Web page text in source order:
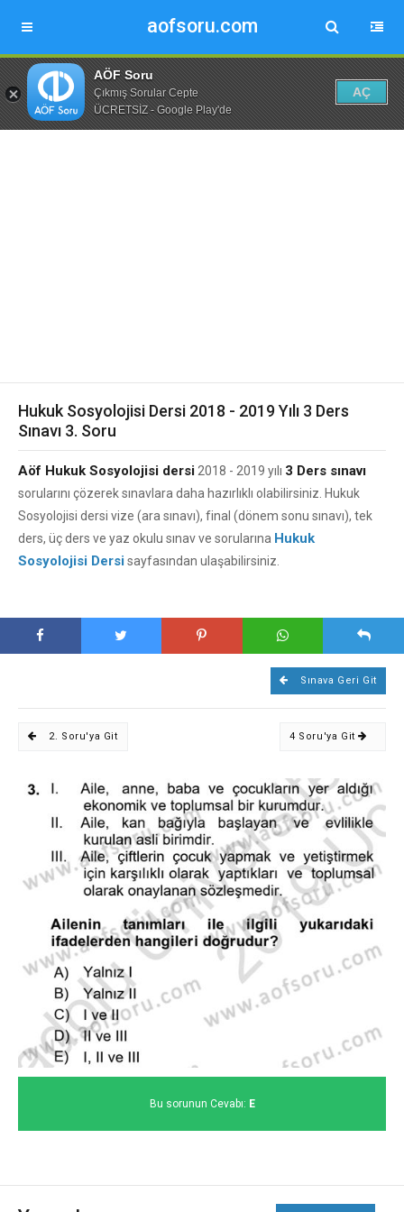
aofsoru.com
AÖF Soru
Çıkmış Sorular Cepte
ÜCRETSİZ - Google Play'de
AÇ
Hukuk Sosyolojisi Dersi 2018 - 2019 Yılı 3 Ders
Sınavı 3. Soru
Aöf Hukuk Sosyolojisi dersi 2018 - 2019 yılı 3 Ders sınavı
sorularını çözerek sınavlara daha hazırlıklı olabilirsiniz. Hukuk
Sosyolojisi dersi vize (ara sınavı), final (dönem sonu sınavı), tek
ders, üç ders ve yaz okulu sınav ve sorularına Hukuk
Sosyolojisi Dersisayfasından ulaşabilirsiniz.
Sınava Geri Git
2. Soru'ya Git 4 Soru'ya Git
Bu sorunun Cevabı: E